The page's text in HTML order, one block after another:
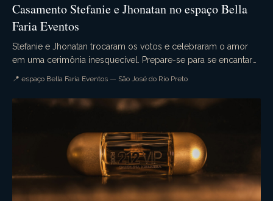
Casamento Stefanie e Jhonatan no espaço Bella
Faria Eventos
Stefanie e Jhonatan trocaram os votos e celebraram o amor
em uma cerimônia inesquecível. Prepare-se para se encantar
📍 espaço Bella Faria Eventos — São José do Rio Preto